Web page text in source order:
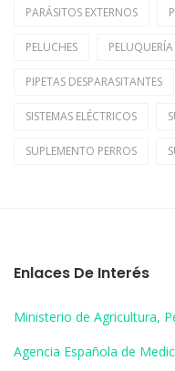
PARÁSITOS EXTERNOS
PELUCHES PELUQUERÍA
PIPETAS DESPARASITANTES
SISTEMAS ELÉCTRICOS
SUPLEMENTO PERROS
Enlaces De Interés
Ministerio de Agricultura,
Agencia Española de